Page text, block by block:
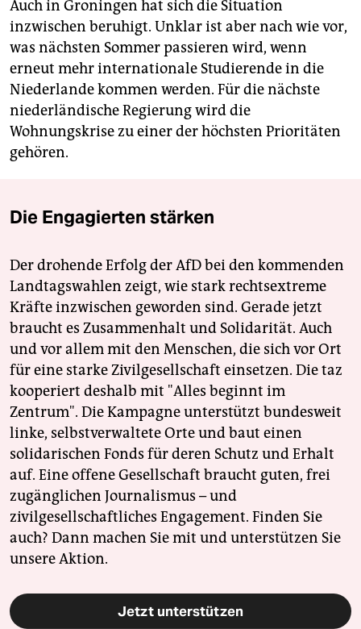
Auch in Groningen hat sich die Situation
inzwischen beruhigt. Unklar ist aber nach wie vor,
was nächsten Sommer passieren wird, wenn
erneut mehr internationale Studierende in die
Niederlande kommen werden. Für die nächste
niederländische Regierung wird die
Wohnungskrise zu einer der höchsten Prioritäten
gehören.
Die Engagierten stärken
Der drohende Erfolg der AfD bei den kommenden
Landtagswahlen zeigt, wie stark rechtsextreme
Kräfte inzwischen geworden sind. Gerade jetzt
braucht es Zusammenhalt und Solidarität. Auch
und vor allem mit den Menschen, die sich vor Ort
für eine starke Zivilgesellschaft einsetzen. Die taz
kooperiert deshalb mit "Alles beginnt im
Zentrum". Die Kampagne unterstützt bundesweit
linke, selbstverwaltete Orte und baut einen
solidarischen Fonds für deren Schutz und Erhalt
auf. Eine offene Gesellschaft braucht guten, frei
zugänglichen Journalismus – und
zivilgesellschaftliches Engagement. Finden Sie
auch? Dann machen Sie mit und unterstützen Sie
unsere Aktion.
Jetzt unterstützen